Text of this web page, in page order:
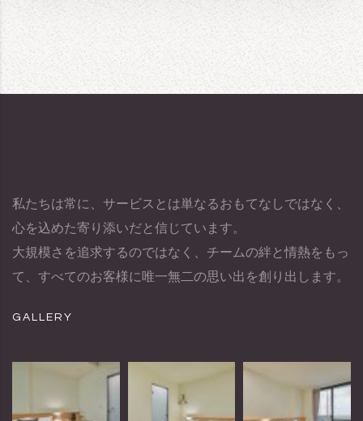
私たちは常に、サービスとは単なるおもてなしではなく、
心を込めた寄り添いだと信じています。
大規模さを追求するのではなく、チームの絆と情熱をもっ
て、すべてのお客様に唯一無二の思い出を創り出します。
GALLERY